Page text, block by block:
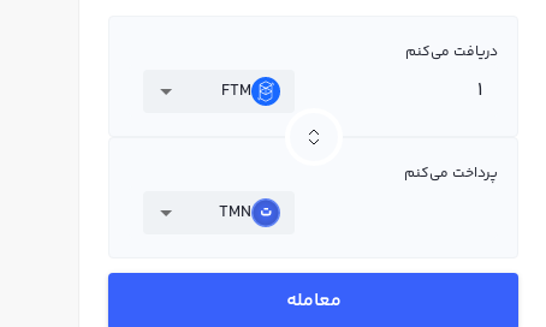
دریافت می‌کنم
FTM
پرداخت می‌کنم
TMN
معامله